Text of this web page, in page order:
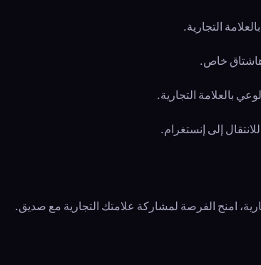
التجارية.
هاشتاق خاص.
بالعلامة التجارية.
إلى إنستغرام.
امنح الفرصة لمشاركة علامتك التجارية مع صديق.